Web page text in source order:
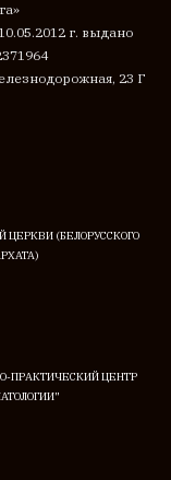
г. выдано
23 Г
ЦЕРКВИ (БЕЛОРУССКОГО
ПРАКТИЧЕСКИЙ ЦЕНТР